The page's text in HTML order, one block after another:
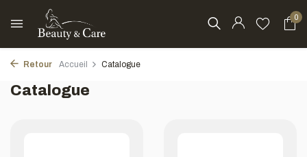
0
Retour Accueil Catalogue
Catalogue